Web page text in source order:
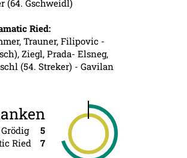
(64. Gschweidl)
Ried:
Trauner, Filipovic -
Ziegl, Prada- Elsneg,
(54. Streker) - Gavilan
5
Ried
7